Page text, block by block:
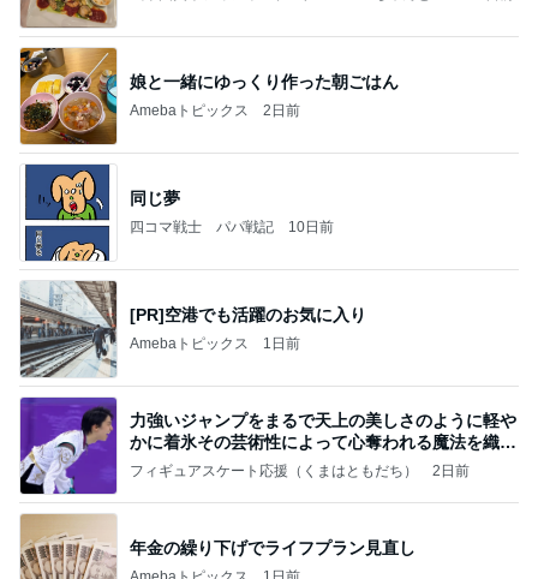
娘と一緒にゆっくり作った朝ごはん
Amebaトピックス 2日前
同じ夢
四コマ戦士 パパ戦記 10日前
[PR]空港でも活躍のお気に入り
Amebaトピックス 1日前
力強いジャンプをまるで天上の美しさのように軽や
かに着氷その芸術性によって心奪われる魔法を織り
なす
フィギュアスケート応援（くまはともだち） 2日前
年金の繰り下げでライフプラン見直し